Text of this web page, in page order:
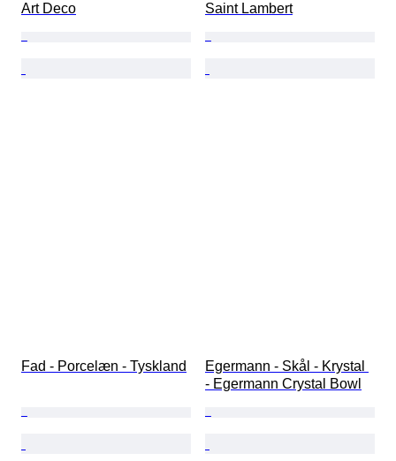
Art Deco
Saint Lambert
Fad - Porcelæn - Tyskland
Egermann - Skål - Krystal
- Egermann Crystal Bowl